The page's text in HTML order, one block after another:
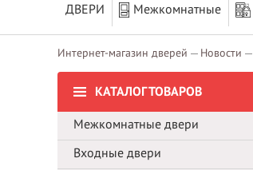
ДВЕРИ Межкомнатные
Интернет-магазин дверей Новости
КАТАЛОГ ТОВАРОВ
Межкомнатные двери
Входные двери